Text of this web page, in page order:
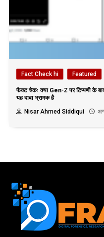
Fact Check hi Featured
फैक्ट चेकः क्या Gen-Z पर टिप्पणी के
यह दावा भ्रामक है
Nisar Ahmed Siddiqui